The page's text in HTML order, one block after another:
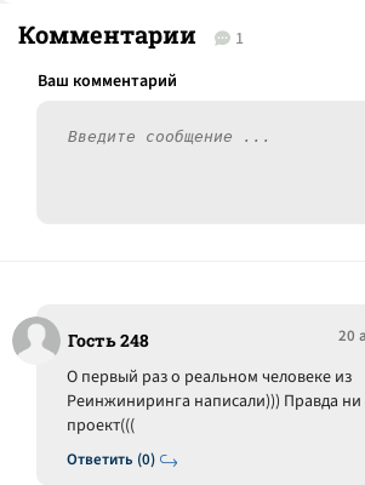
Комментарии 1
Гость 248 20
Ответить (0)
О первый раз о реальном человеке из
Реинжиниринга написали))) Правда ни
проект(((